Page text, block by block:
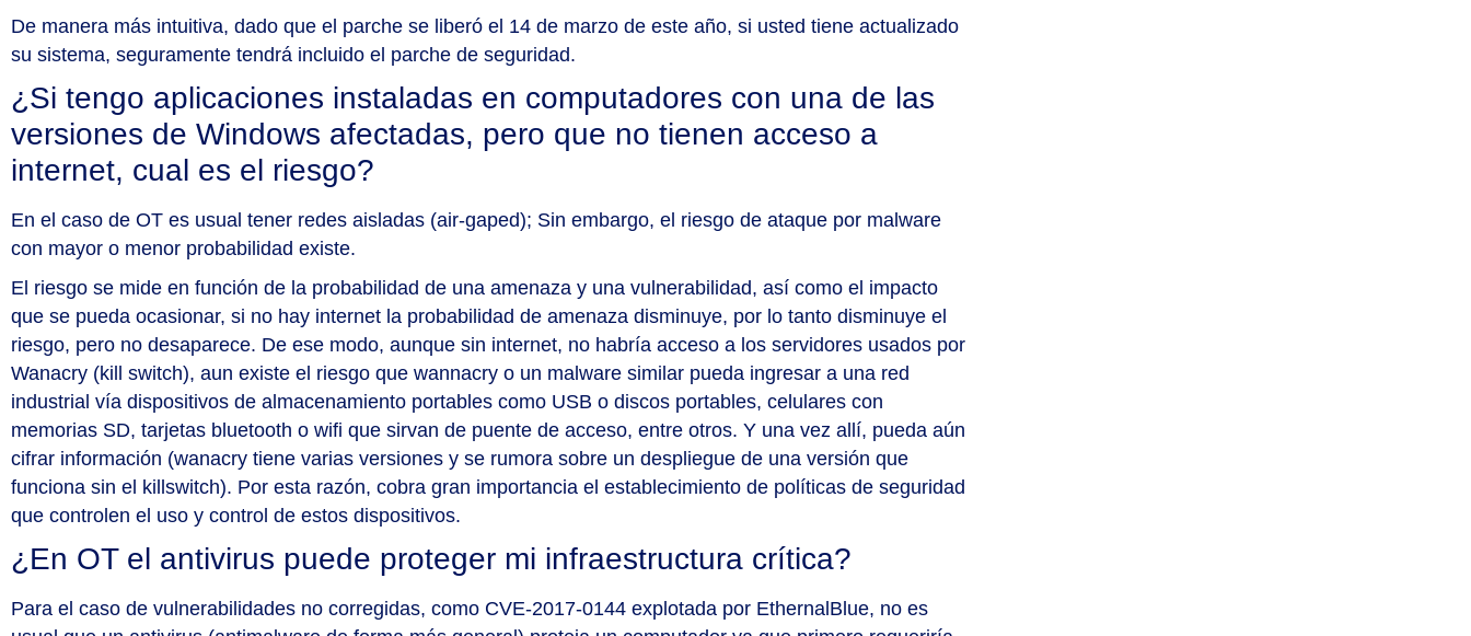
De manera más intuitiva, dado que el parche se liberó el 14 de marzo de este año, si usted tiene actualizado
su sistema, seguramente tendrá incluido el parche de seguridad.
¿Si tengo aplicaciones instaladas en computadores con una de las
versiones de Windows afectadas, pero que no tienen acceso a
internet, cual es el riesgo?
En el caso de OT es usual tener redes aisladas (air-gaped); Sin embargo, el riesgo de ataque por malware
con mayor o menor probabilidad existe.
El riesgo se mide en función de la probabilidad de una amenaza y una vulnerabilidad, así como el impacto
que se pueda ocasionar, si no hay internet la probabilidad de amenaza disminuye, por lo tanto disminuye el
riesgo, pero no desaparece. De ese modo, aunque sin internet, no habría acceso a los servidores usados por
Wanacry (kill switch), aun existe el riesgo que wannacry o un malware similar pueda ingresar a una red
industrial vía dispositivos de almacenamiento portables como USB o discos portables, celulares con
memorias SD, tarjetas bluetooth o wifi que sirvan de puente de acceso, entre otros. Y una vez allí, pueda aún
cifrar información (wanacry tiene varias versiones y se rumora sobre un despliegue de una versión que
funciona sin el killswitch). Por esta razón, cobra gran importancia el establecimiento de políticas de seguridad
que controlen el uso y control de estos dispositivos.
¿En OT el antivirus puede proteger mi infraestructura crítica?
Para el caso de vulnerabilidades no corregidas, como CVE-2017-0144 explotada por EthernalBlue, no es